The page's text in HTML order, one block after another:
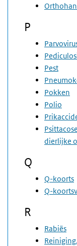
P
Pest
Pokken
Polio
dierlijke
Q
Q-koorts
Q-
R
Rabiës